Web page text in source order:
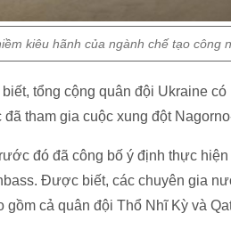
kiêu hãnh của ngành chế tạo công
tổng cộng quân đội Ukraine
tham gia cuộc xung đột
đó đã công bố ý định thực
Được biết, các chuyên gia
cả quân đội Thổ Nhĩ Kỳ và